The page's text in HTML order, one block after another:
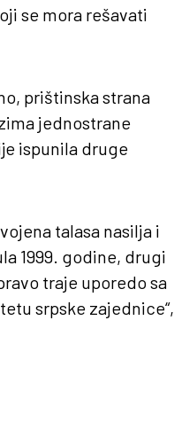
se mora rešavati
prištinska strana
jednostrane
ispunila druge
talasa nasilja i
1999. godine, drugi
traje uporedo sa
srpske zajednice“,